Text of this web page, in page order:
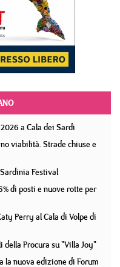
a Cala dei Sardi
viabilità. Strade chiuse e
Festival
di posti e nuove rotte per
Perry al Cala di Volpe di
Procura su "Villa Joy"
la nuova edizione di Forum